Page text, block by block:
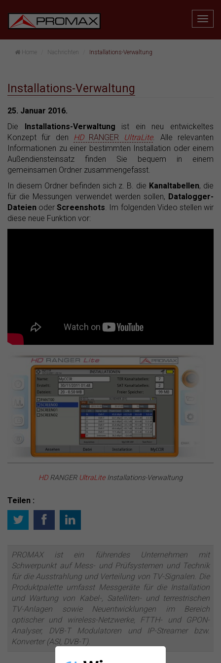
Home Nachrichten Installations-Verwaltung
Installations-Verwaltung
25. Januar 2016.
Die Installations-Verwaltung ist ein neu entwickeltes
Konzept für den HDRANGER UltraLite. Alle relevanten
Informationen zu einer bestimmten Installation oder einem
Außendiensteinsatz finden Sie bequem in einem
gemeinsamen Ordner zusammengefasst.
In diesem Ordner befinden sich z. B. die Kanaltabellen, die
für die Messungen verwendet werden sollen, Datalogger-
Dateien oderScreenshots. Im folgenden Video stellen wir
diese neue Funktion vor:
HDRANGER UltraLite Installations-Verwaltung
Teilen :
PROMAX ist ein führendes Unternehmen mit
Schwerpunkt auf Mess- und Prüfsystemen und Technik
für die Ausstrahlung und Verteilung von TV-Signalen. Die
Produktpalette umfasst Messgeräte für die Installation
und Wartung von Kabel-, Satelliten- und terrestrischen
TV-Anlagen sowie Neuentwicklungen im Bereich
optischer und wireless-Netzwerke, FTTH- und GPON-
Analyser, DVB-T Modulatoren und IP-Streamer bzw.
Konverter (ASI, DVB-T).